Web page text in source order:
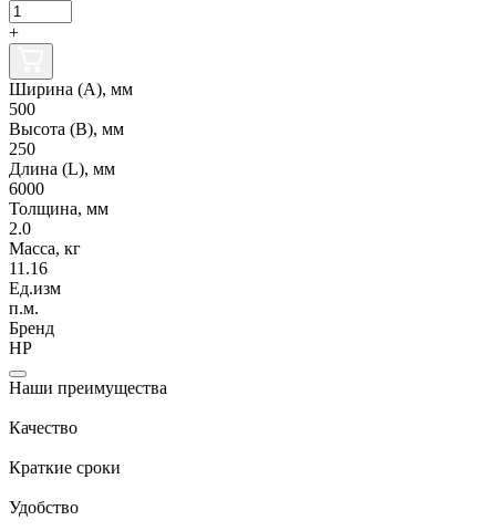
+
Ширина (А), мм
500
Высота (В), мм
250
Длина (L), мм
6000
Толщина, мм
2.0
Масса, кг
11.16
Ед.изм
п.м.
Бренд
НР
Наши преимущества
Качество
Краткие сроки
Удобство